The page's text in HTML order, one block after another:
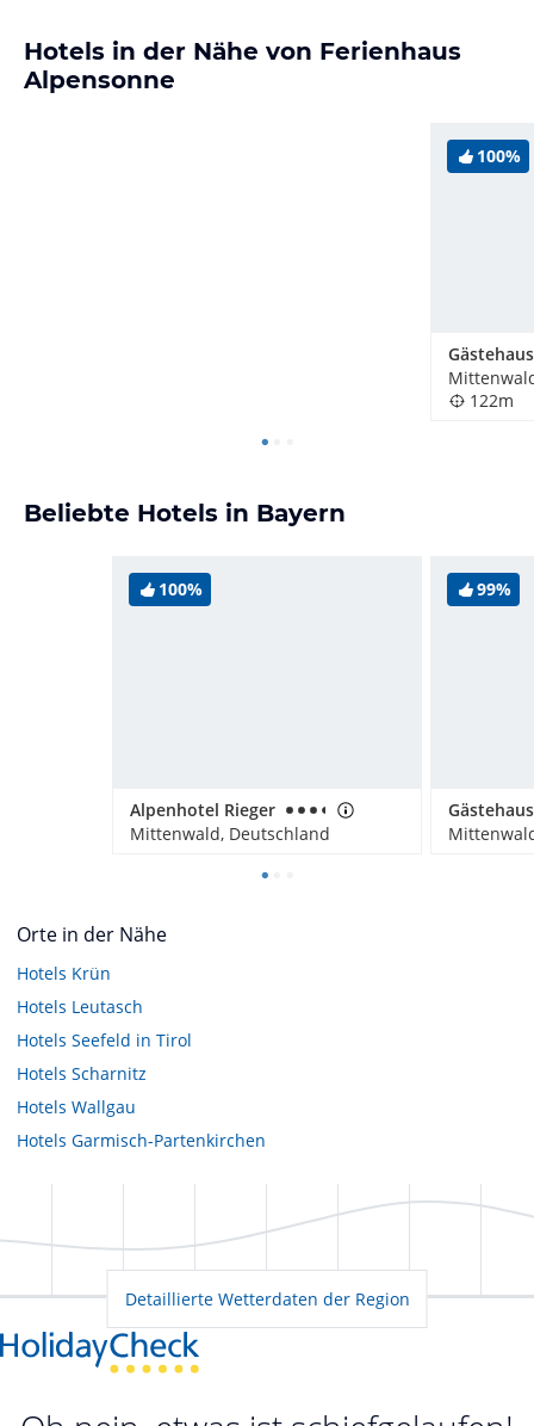
Hotels in der Nähe von Ferienhaus
Alpensonne
100%
122m
Beliebte Hotels in Bayern
100%
Alpenhotel Rieger
Mittenwald, Deutschland
99%
Orte in der Nähe
Hotels Krün
Hotels Leutasch
Hotels Seefeld in Tirol
Hotels Scharnitz
Hotels Wallgau
Hotels Garmisch-Partenkirchen
Detaillierte Wetterdaten der Region